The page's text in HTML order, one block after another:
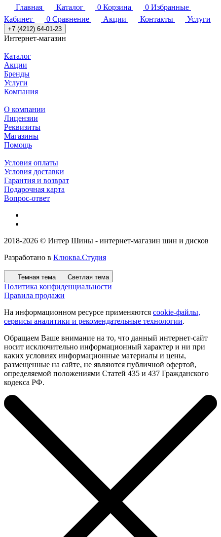
Главная
Каталог 0 Корзина 0 Избранные
Кабинет
0 Сравнение Акции Контакты Услуги
+7 (4212) 64-01-23
Интернет-магазин
Каталог
Акции
Бренды
Услуги
Компания
О компании
Лицензии
Реквизиты
Магазины
Помощь
Условия оплаты
Условия доставки
Гарантия и возврат
Подарочная карта
Вопрос-ответ
2018-2026 © Интер Шины - интернет-магазин шин и дисков
Разработано в Клюква.Студия
Темная тема Светлая тема
Политика конфиденциальности
Правила продажи
На информационном ресурсе применяются cookie-файлы,
сервисы аналитики и рекомендательные технологии.
Обращаем Ваше внимание на то, что данный интернет-сайт
носит исключительно информационный характер и ни при
каких условиях информационные материалы и цены,
размещенные на сайте, не являются публичной офертой,
определяемой положениями Статей 435 и 437 Гражданского
кодекса РФ.